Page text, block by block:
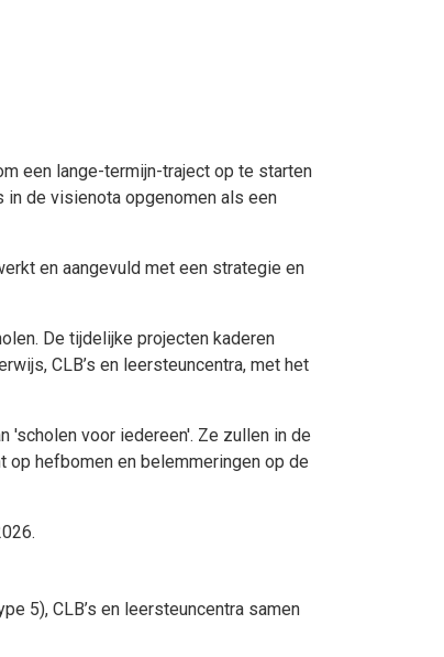
een lange-termijn-traject op te starten
de visienota opgenomen als een
en aangevuld met een strategie en
De tijdelijke projecten kaderen
CLB’s en leersteuncentra, met het
'scholen voor iedereen'. Ze zullen in de
op hefbomen en belemmeringen op de
5), CLB’s en leersteuncentra samen